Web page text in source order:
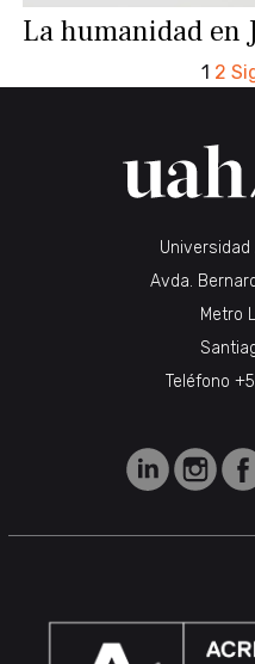
La humanidad en
1 2
Avda.
Metro
Teléfono